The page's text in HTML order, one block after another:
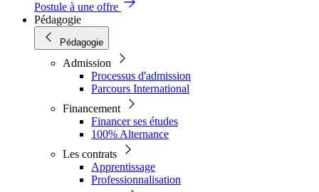
Postule à une offre
Pédagogie
Pédagogie
Admission
Processus d'admission
Parcours International
Financement
Financer ses études
100% Alternance
Les contrats
Apprentissage
Professionnalisation